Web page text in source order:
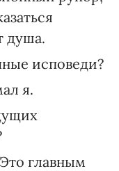
душа.
исповеди?
я.
главным